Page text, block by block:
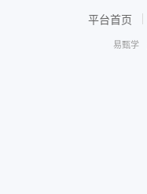
平台首页
易甄学